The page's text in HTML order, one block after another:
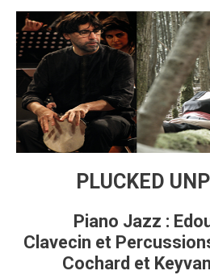
PLUCKED UN
Piano Jazz :
Clavecin et
Cochard et